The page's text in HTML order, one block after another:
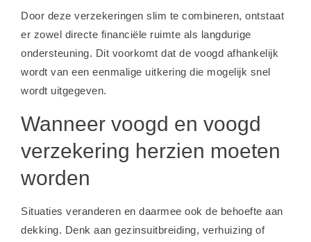
Door deze verzekeringen slim te combineren, ontstaat
er zowel directe financiële ruimte als langdurige
ondersteuning. Dit voorkomt dat de voogd afhankelijk
wordt van een eenmalige uitkering die mogelijk snel
wordt uitgegeven.
Wanneer voogd en voogd
verzekering herzien moeten
worden
Situaties veranderen en daarmee ook de behoefte aan
dekking. Denk aan gezinsuitbreiding, verhuizing of